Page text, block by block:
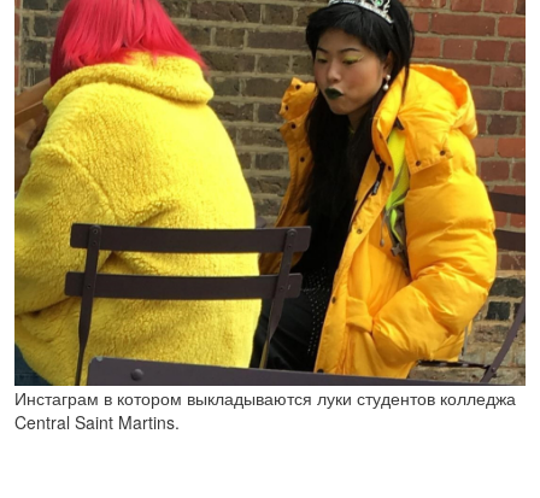
Инстаграм в котором выкладываются луки студентов колледжа
Central Saint Martins.